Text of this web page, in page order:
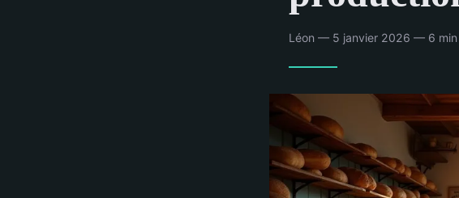
Léon — 5 janvier 2026 — 6 min